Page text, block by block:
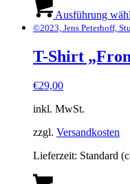
Ausführung
©2023, Jens Peterhoff,
T-Shirt
€29,00
inkl. MwSt.
zzgl. Versandkosten
Lieferzeit: Standard